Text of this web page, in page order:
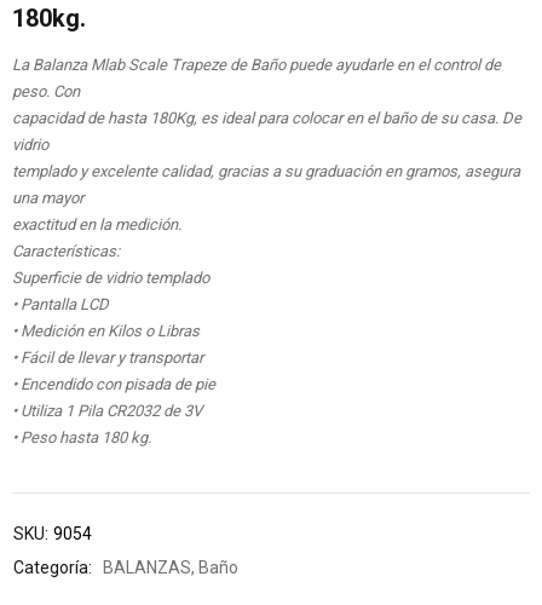
180kg.
La Balanza Mlab Scale Trapeze de Baño puede ayudarle en el control de
peso. Con
capacidad de hasta 180Kg, es ideal para colocar en el baño de su casa. De
vidrio
templado y excelente calidad, gracias a su graduación en gramos, asegura
una mayor
exactitud en la medición.
Características:
Superficie de vidrio templado
• Pantalla LCD
• Medición en Kilos o Libras
• Fácil de llevar y transportar
• Encendido con pisada de pie
• Utiliza 1 Pila CR2032 de 3V
• Peso hasta 180 kg.
SKU: 9054
Categoría:
BALANZAS, Baño